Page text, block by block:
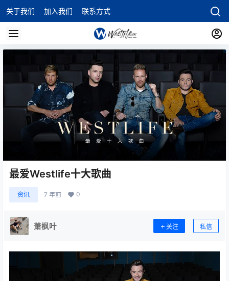
关于我们 加入我们 联系方式
最爱Westlife十大歌曲
资讯 7 年前 0
萧枫叶 关注 私信